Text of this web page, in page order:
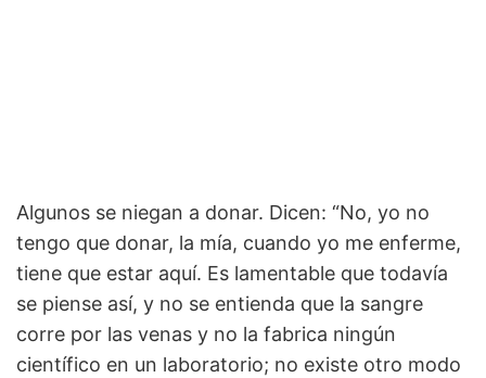
Algunos se niegan a donar. Dicen: “No, yo no
tengo que donar, la mía, cuando yo me enferme,
tiene que estar aquí. Es lamentable que todavía
se piense así, y no se entienda que la sangre
corre por las venas y no la fabrica ningún
científico en un laboratorio; no existe otro modo